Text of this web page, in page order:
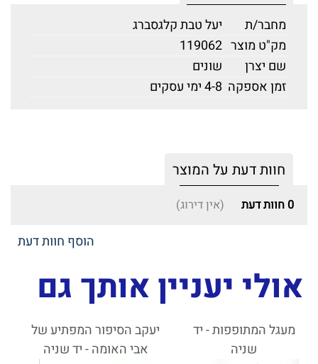
מחבר/ת
יעל טבת קלגסברג
מק"ט מוצר 119062
שם יצרן
שונים
זמן אספקה 4-8 ימי עסקים
חוות דעת על המוצר
0 חוות דעת (אין דירוג)
הוסף חוות דעת
אולי יעניין אותך גם
מעגל המתופפות - יד
שניה
יעקב הסיפור המפתיע של
אבי האומה - יד שניה